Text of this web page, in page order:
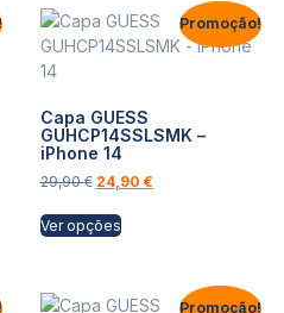
Promoção!
Capa GUESS
GUHCP14SSLSMK –
iPhone 14
29,90€ 24,90 €
Ver opções
Promoção!